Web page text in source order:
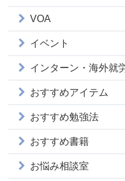
VOA
イベント
インターン・海外就
おすすめアイテム
おすすめ勉強法
おすすめ書籍
お悩み相談室